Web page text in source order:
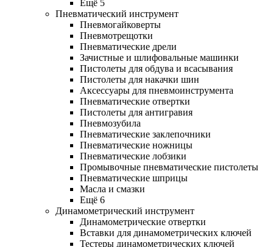
Ещё 5
Пневматический инструмент
Пневмогайковерты
Пневмотрещотки
Пневматические дрели
Зачистные и шлифовальные машинки
Пистолеты для обдува и всасывания
Пистолеты для накачки шин
Аксессуары для пневмоинструмента
Пневматические отвертки
Пистолеты для антигравия
Пневмозубила
Пневматические заклепочники
Пневматические ножницы
Пневматические лобзики
Промывочные пневматические пистолеты
Пневматические шприцы
Масла и смазки
Ещё 6
Динамометрический инструмент
Динамометрические отвертки
Вставки для динамометрических ключей
Тестеры динамометрических ключей